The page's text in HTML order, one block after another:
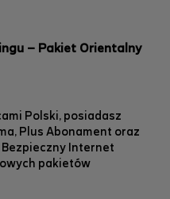
– Pakiet Orientalny
Polski, posiadasz
Plus Abonament oraz
Internet
pakietów